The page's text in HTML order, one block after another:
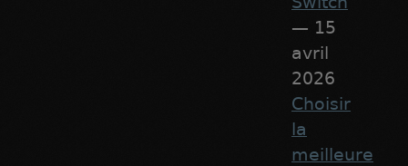
— 15
avril
2026
Choisir
la
meilleure